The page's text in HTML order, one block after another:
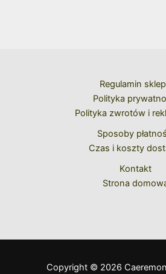
Regulamin
Polityka
Polityka zwrotów i
Sposoby
Czas i koszty
Kontakt
Strona
Copyright © 2026